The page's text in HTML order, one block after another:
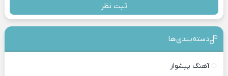
ثبت نظر
دسته‌بندی‎‌‌ها
آهنگ پیشواز